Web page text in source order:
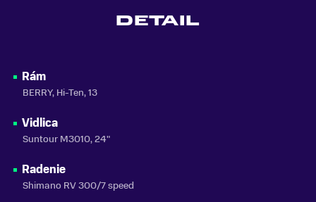
VLASTNOSTI BICYKLA
s prehadzovačkou
do 100 kg
2025
DETAIL
Rám
BERRY, Hi-Ten, 13
Vidlica
Suntour M3010, 24"
Radenie
Shimano RV 300/7 speed